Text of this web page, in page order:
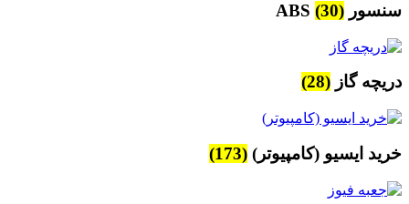
سنسور ABS (30)
دریچه گاز (28)
خرید ایسیو (کامپیوتر) (173)